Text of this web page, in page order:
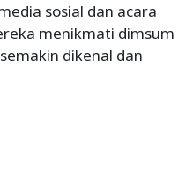
sosial dan acara
menikmati dimsum
dikenal dan